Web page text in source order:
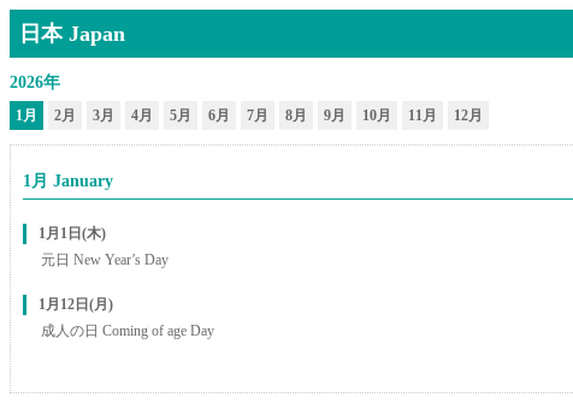
日本 Japan
2026年
1月 2月 3月 4月 5月 6月 7月 8月 9月 10月 11月 12月
1月 January
1月1日(木)
元日 New Year’s Day
1月12日(月)
成人の日 Coming of age Day